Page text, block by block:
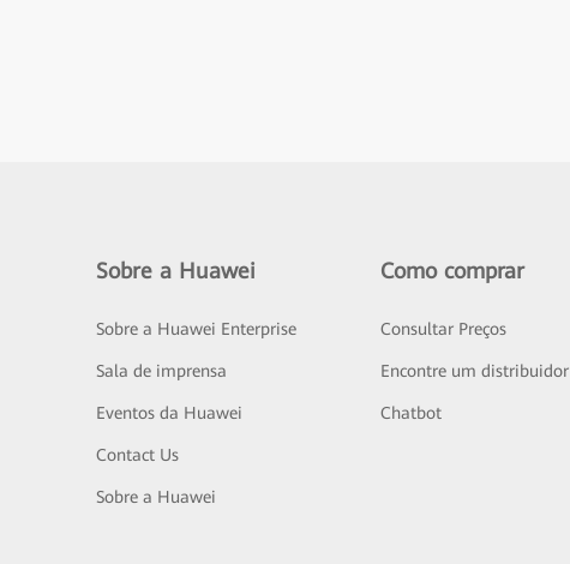
Sobre a Huawei
Sobre a Huawei Enterprise
Sala de imprensa
Eventos da Huawei
Contact Us
Sobre a Huawei
Como comprar
Consultar Preços
Encontre um distribuidor
Chatbot